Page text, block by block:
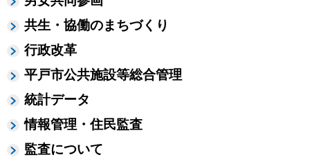
共生・協働のまちづくり
行政改革
平戸市公共施設等総合管理
統計データ
情報管理・住民監査
監査について